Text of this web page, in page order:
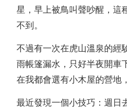
星，早上被鳥叫聲吵醒，這
不到。
不過有一次在虎山溫泉的經
雨帳篷漏水，只好半夜開車
在我都會選有小木屋的營地
最近發現一個小技巧：週日